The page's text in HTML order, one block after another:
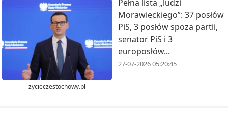
zycieczestochowy.pl
Pełna lista „ludzi
Morawieckiego”: 37 posłów
PiS, 3 posłów spoza partii,
senator PiS i 3
europosłów...
27-07-2026 05:20:45